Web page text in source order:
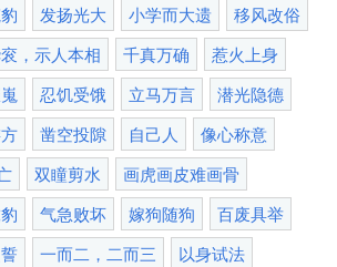
发扬光大 小学而大遗
移风改俗
，示人本相 千真万确
惹火上身
忍饥受饿 立马万言
潜光隐德
凿空投隙 自己人
像心称意
双瞳剪水
画虎画皮难画骨
气急败坏 嫁狗随狗
百废具举
一而二，二而三
以身试法